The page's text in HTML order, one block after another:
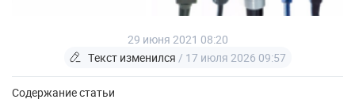
29 июня 2021 08:20
Текст изменился / 17 июля 2026 09:57
Содержание статьи